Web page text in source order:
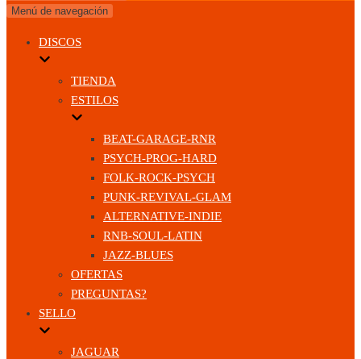
Menú de navegación
DISCOS
TIENDA
ESTILOS
BEAT-GARAGE-RNR
PSYCH-PROG-HARD
FOLK-ROCK-PSYCH
PUNK-REVIVAL-GLAM
ALTERNATIVE-INDIE
RNB-SOUL-LATIN
JAZZ-BLUES
OFERTAS
PREGUNTAS?
SELLO
JAGUAR